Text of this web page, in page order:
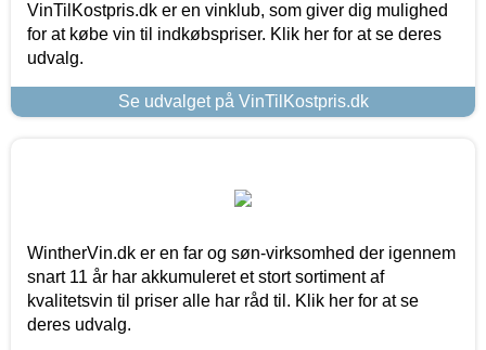
VinTilKostpris.dk er en vinklub, som giver dig mulighed
for at købe vin til indkøbspriser. Klik her for at se deres
udvalg.
Se udvalget på VinTilKostpris.dk
WintherVin.dk er en far og søn-virksomhed der igennem
snart 11 år har akkumuleret et stort sortiment af
kvalitetsvin til priser alle har råd til. Klik her for at se
deres udvalg.